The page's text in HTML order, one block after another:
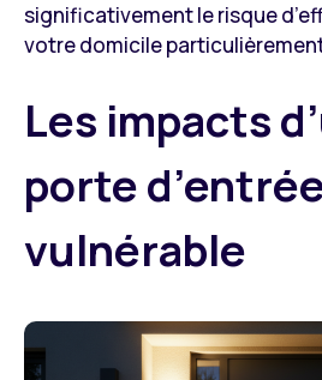
significativement le risque
votre domicile
Les impacts
porte
vulnérable